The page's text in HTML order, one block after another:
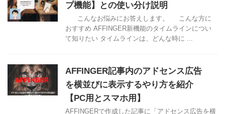
プ機能】との使い分け説明
こんなお悩みにお答えします。 こんな方に
おすすめ AFFINGER新機能のタイムラインについ
て知りたい タイムラインは、どんな時に ...
AFFINGER記事内のアドセンス広告
を横並びに表示するやり方を紹介
【PC用とスマホ用】
AFFINGERで作成した記事に「アドセンス広告を横